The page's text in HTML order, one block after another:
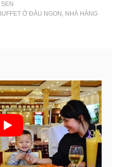
Ở ĐÂU NGON , NHÀ HÀNG